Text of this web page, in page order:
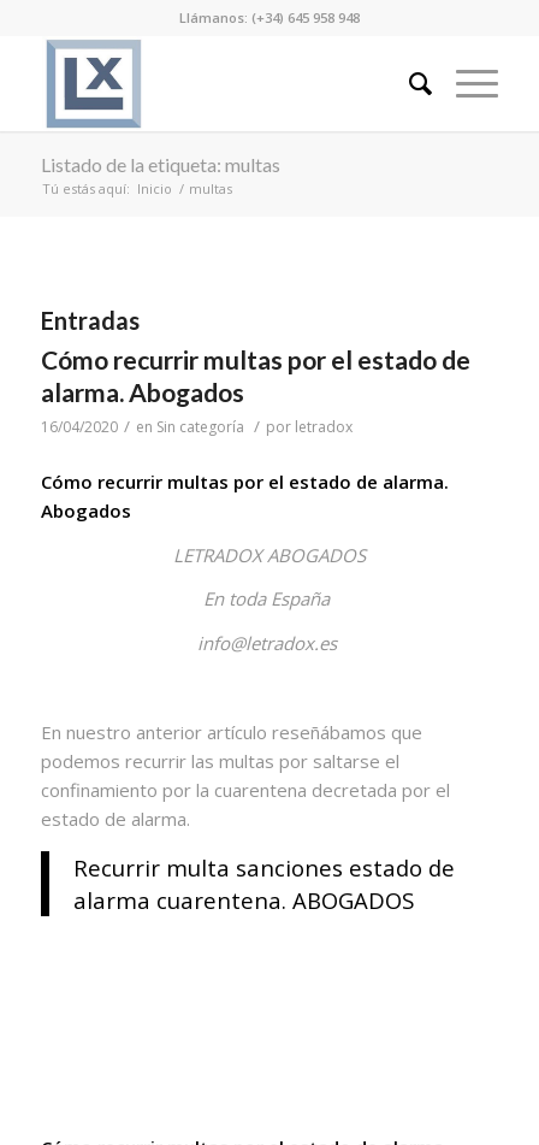
Llámanos: (+34) 645 958 948
Listado de la etiqueta: multas
Tú estás aquí: Inicio / multas
Entradas
Cómo recurrir multas por el estado de
alarma. Abogados
16/04/2020 / en Sin categoría / por letradox
Cómo recurrir multas por el estado de alarma.
Abogados
LETRADOX ABOGADOS
En toda España
info@letradox.es
En nuestro anterior artículo reseñábamos que
podemos recurrir las multas por saltarse el
confinamiento por la cuarentena decretada por el
estado de alarma.
Recurrir multa sanciones estado de
alarma cuarentena. ABOGADOS